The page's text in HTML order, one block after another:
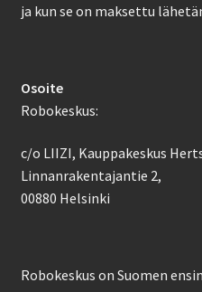
ja kun se on maksettu
Osoite
Robokeskus:
c/o LIIZI, Kauppakeskus
Linnanrakentajantie 2,
00880 Helsinki
Robokeskus on Suomen